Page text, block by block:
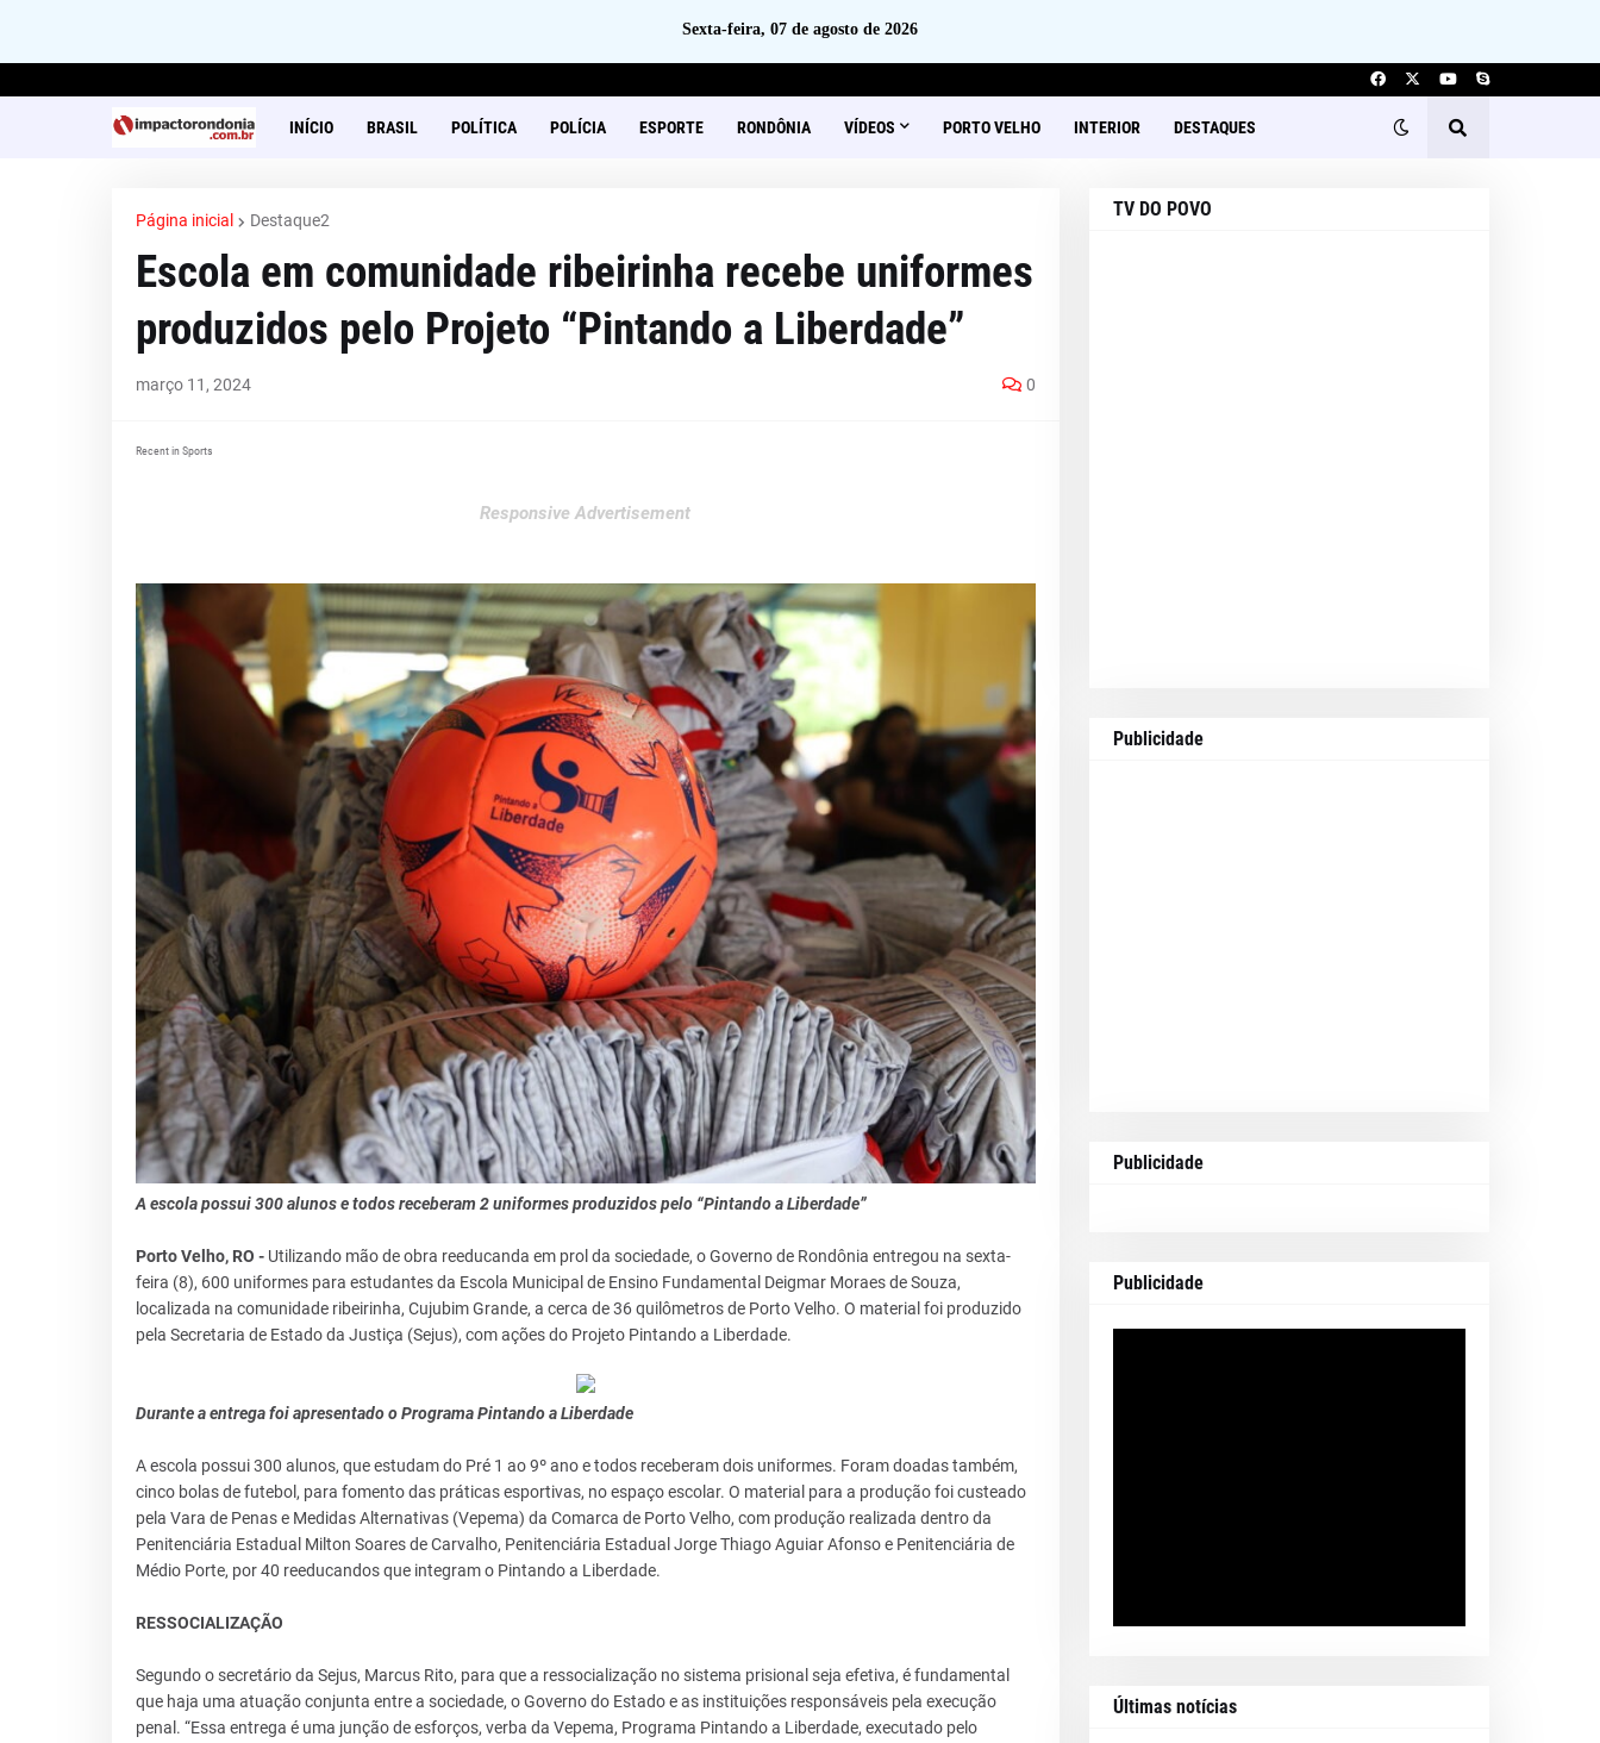
Sexta-feira, 07 de agosto de 2026
INÍCIO BRASIL POLÍTICA POLÍCIA ESPORTE RONDÔNIA VÍDEOS PORTO VELHO INTERIOR DESTAQUES
Página inicial Destaque2
Escola em comunidade ribeirinha recebe uniformes
produzidos pelo Projeto “Pintando a Liberdade”
março 11, 2024 0
Recent in Sports
Responsive Advertisement
A escola possui 300 alunos e todos receberam 2 uniformes produzidos pelo “Pintando a Liberdade”
Porto Velho, RO - Utilizando mão de obra reeducanda em prol da sociedade, o Governo de Rondônia entregou na sexta-
feira (8), 600 uniformes para estudantes da Escola Municipal de Ensino Fundamental Deigmar Moraes de Souza,
localizada na comunidade ribeirinha, Cujubim Grande, a cerca de 36 quilômetros de Porto Velho. O material foi produzido
pela Secretaria de Estado da Justiça (Sejus), com ações do Projeto Pintando a Liberdade.
Durante a entrega foi apresentado o Programa Pintando a Liberdade
A escola possui 300 alunos, que estudam do Pré 1 ao 9º ano e todos receberam dois uniformes. Foram doadas também,
cinco bolas de futebol, para fomento das práticas esportivas, no espaço escolar. O material para a produção foi custeado
pela Vara de Penas e Medidas Alternativas (Vepema) da Comarca de Porto Velho, com produção realizada dentro da
Penitenciária Estadual Milton Soares de Carvalho, Penitenciária Estadual Jorge Thiago Aguiar Afonso e Penitenciária de
Médio Porte, por 40 reeducandos que integram o Pintando a Liberdade.
RESSOCIALIZAÇÃO
Segundo o secretário da Sejus, Marcus Rito, para que a ressocialização no sistema prisional seja efetiva, é fundamental
que haja uma atuação conjunta entre a sociedade, o Governo do Estado e as instituições responsáveis pela execução
penal. “Essa entrega é uma junção de esforços, verba da Vepema, Programa Pintando a Liberdade, executado pelo
TV DO POVO
Publicidade
Publicidade
Publicidade
Últimas notícias